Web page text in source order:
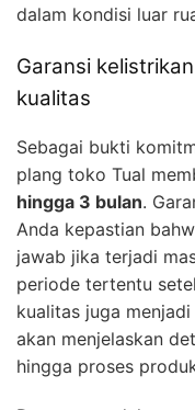
dalam kondisi luar
Garansi
kualitas
Sebagai bukti
plang toko Tual
hingga 3 bulan.
Anda kepastian
jawab jika terjadi
periode tertentu
kualitas juga
akan menjelaskan
hingga proses